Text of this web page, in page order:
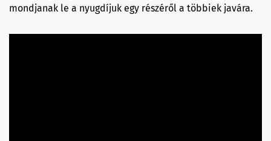
mondjanak le a nyugdíjuk egy részéről a többiek javára.